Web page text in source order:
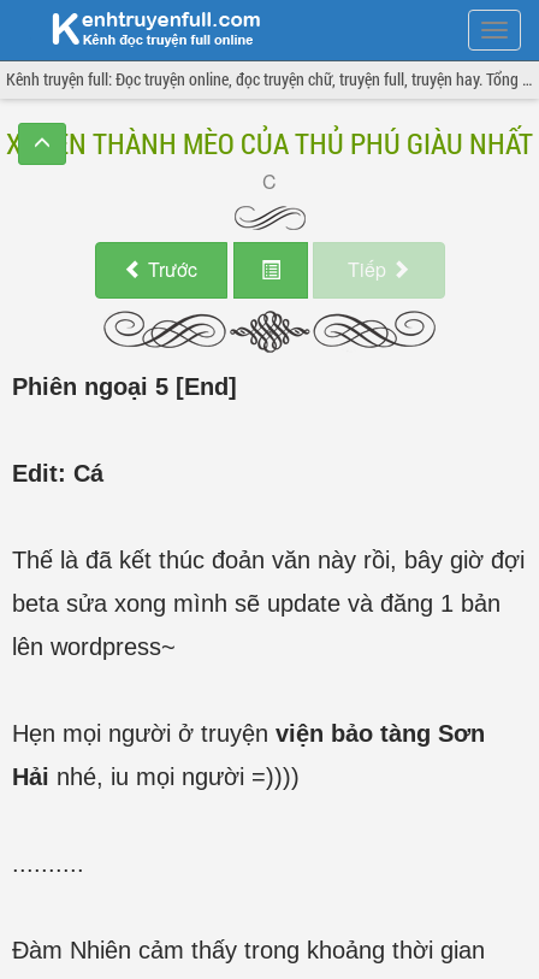
Hiện
menu
Kênh truyện full: Đọc truyện online, đọc truyện chữ, truyện full, truyện hay. Tổng hợp đầy đủ và cập nhật liên tục.
XUYÊN THÀNH MÈO CỦA THỦ PHÚ GIÀU NHẤT
Trước Tiếp
Phiên ngoại 5 [End]
Edit: Cá
Thế là đã kết thúc đoản văn này rồi, bây giờ đợi
beta sửa xong mình sẽ update và đăng 1 bản
lên wordpress~
Hẹn mọi người ở truyện viện bảo tàng Sơn
Hải nhé, iu mọi người =))))
..........
Đàm Nhiên cảm thấy trong khoảng thời gian